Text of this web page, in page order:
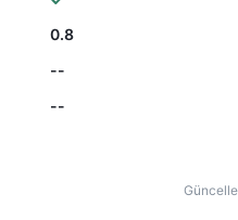
0.8
--
--